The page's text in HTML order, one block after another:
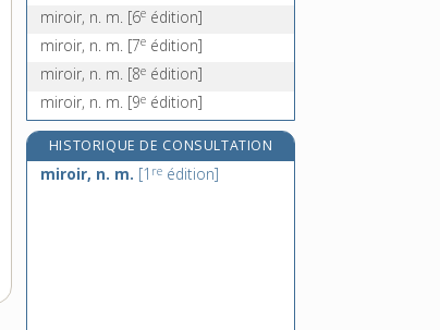
miroir, n. m. [6e édition]
miroir, n. m. [7e édition]
miroir, n. m. [8e édition]
miroir, n. m. [9e édition]
HISTORIQUE DE CONSULTATION
miroir, n. m. [1 re édition]